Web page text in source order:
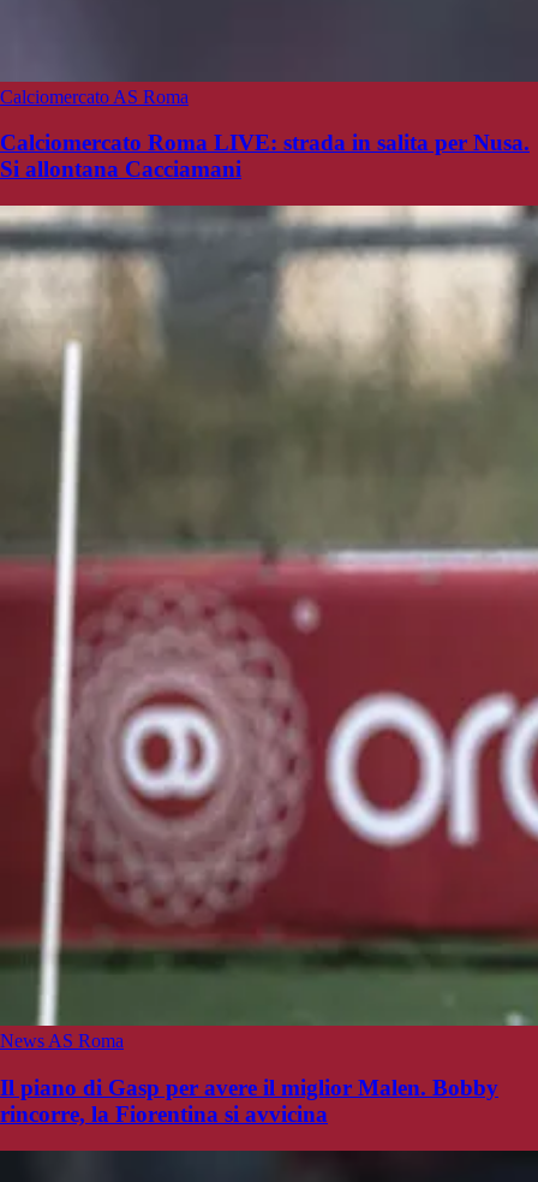
Calciomercato AS Roma
Calciomercato Roma LIVE: strada in salita per Nusa.
Si allontana Cacciamani
News AS Roma
Il piano di Gasp per avere il miglior Malen. Bobby
rincorre, la Fiorentina si avvicina